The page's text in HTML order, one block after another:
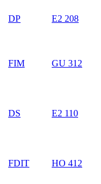
DP E2 208
FIM GU 312
DS E2 110
FDIT HO 412